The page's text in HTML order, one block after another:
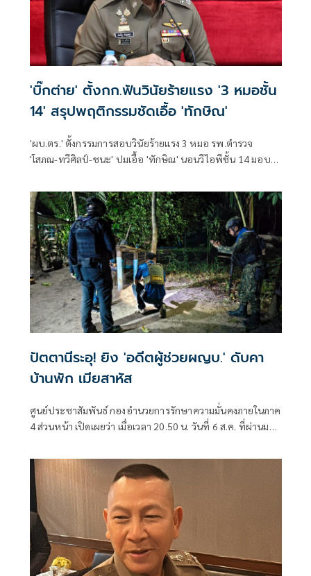
'บิ๊กต่าย' ตั้งกก.ฟันวินัยร้ายแรง '3 หมอชั้น
14' สรุปพฤติกรรมชัดเอื้อ 'ทักษิณ'
'ผบ.ตร.' ตั้งกรรมการสอบวินัยร้ายแรง 3 หมอ รพ.ตำรวจ
'โสภณ-ทวีศิลป์-ชนะ' ปมเอื้อ 'ทักษิณ' นอนวีไอพีชั้น 14 มอบ
ปัตตานีระอุ! ยิง 'อดีตผู้ช่วยผญบ.' ดับคา
บ้านพัก เมียสาหัส
ศูนย์ประชาสัมพันธ์ กองอำนวยการรักษาความมั่นคงภายในภาค
4 ส่วนหน้า เปิดเผยว่า เมื่อเวลา 20.50 น. วันที่ 6 ส.ค. ที่ผ่านมา
อาแว อดีตผู้ช่วยผู้ใหญ่บ้านหมู่ที่ 5